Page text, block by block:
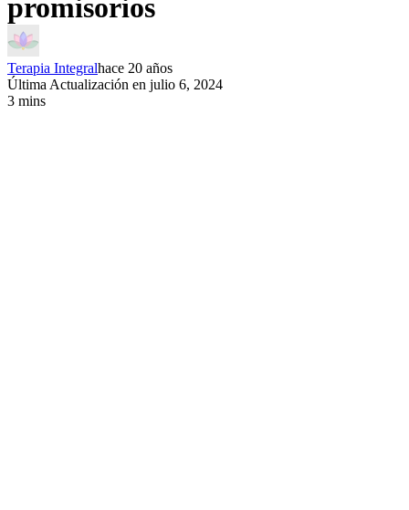
promisorios
Terapia Integralhace 20 años
Última Actualización en julio 6, 2024
3 mins